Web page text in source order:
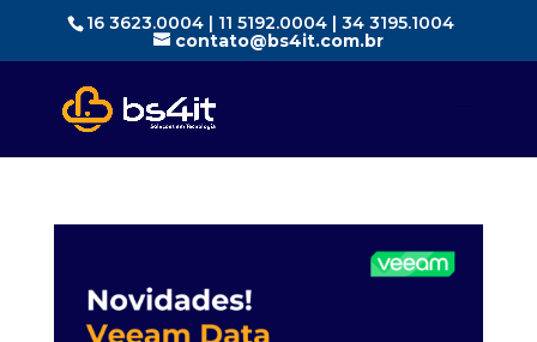
16 3623.0004 | 11 5192.0004 | 34 3195.1004
contato@bs4it.com.br